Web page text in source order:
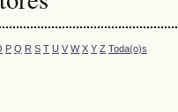
P Q R S T U V W X Y Z Toda(o)s